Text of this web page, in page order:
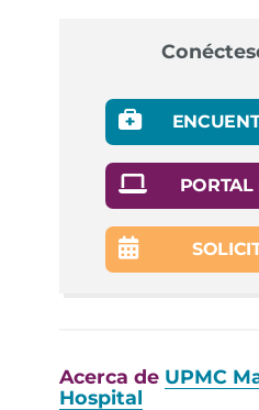
PORTAL
Acerca de UPMC
Hospital